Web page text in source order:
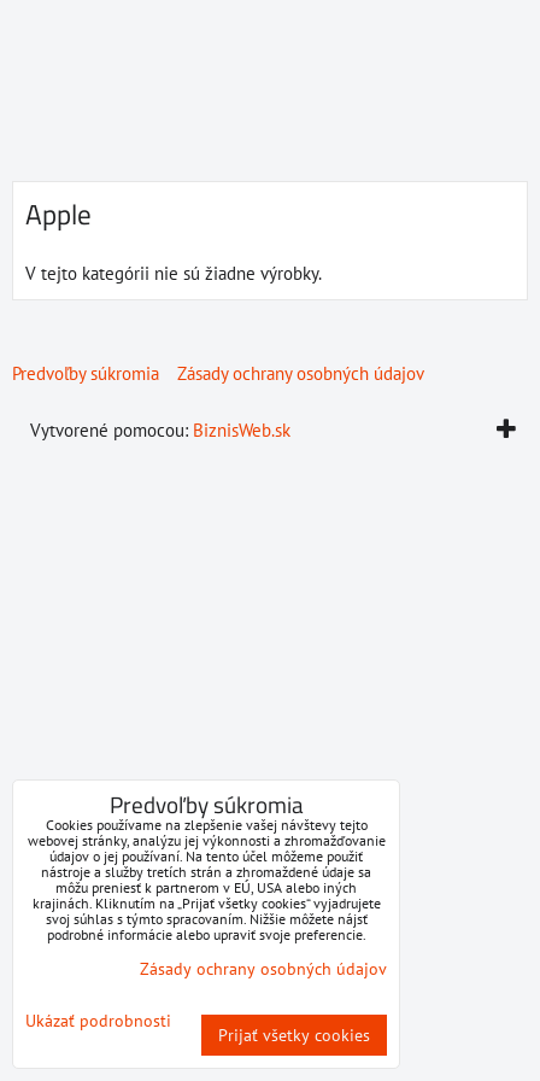
Apple
V tejto kategórii nie sú žiadne výrobky.
Predvoľby súkromia Zásady ochrany osobných údajov
Vytvorené pomocou: BiznisWeb.sk
Predvoľby súkromia
Cookies používame na zlepšenie vašej návštevy tejto
webovej stránky, analýzu jej výkonnosti a zhromažďovanie
údajov o jej používaní. Na tento účel môžeme použiť
nástroje a služby tretích strán a zhromaždené údaje sa
môžu preniesť k partnerom v EÚ, USA alebo iných
krajinách. Kliknutím na „Prijať všetky cookies“ vyjadrujete
svoj súhlas s týmto spracovaním. Nižšie môžete nájsť
podrobné informácie alebo upraviť svoje preferencie.
Zásady ochrany osobných údajov
Ukázať podrobnosti
Prijať všetky cookies